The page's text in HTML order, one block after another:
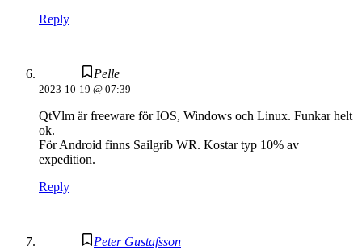
Reply
Pelle
2023-10-19 @ 07:39
QtVlm är freeware för IOS, Windows och Linux. Funkar helt
ok.
För Android finns Sailgrib WR. Kostar typ 10% av
expedition.
Reply
Peter Gustafsson